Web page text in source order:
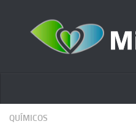
Ácido hialurónico
QUÍMICOS